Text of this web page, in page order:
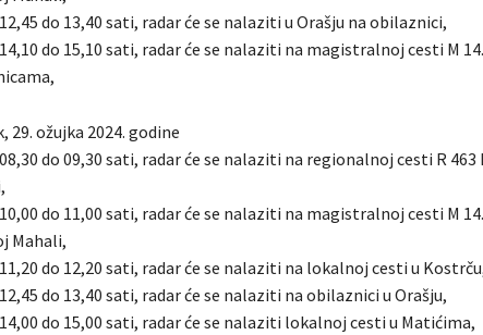
12,45 do 13,40 sati, radar će se nalaziti u Orašju na obilaznici,
do 15,10 sati, radar će se nalaziti na magistralnoj cesti M
29. ožujka 2024. godine
08,30 do 09,30 sati, radar će se nalaziti na regionalnoj cesti R
10,00 do 11,00 sati, radar će se nalaziti na magistralnoj cesti M
Mahali,
do 12,20 sati, radar će se nalaziti na lokalnoj cesti u
12,45 do 13,40 sati, radar će se nalaziti na obilaznici u Orašju,
do 15,00 sati, radar će se nalaziti lokalnoj cesti u Matićima,